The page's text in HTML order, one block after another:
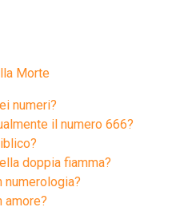
Morte
numeri?
il numero 666?
doppia fiamma?
numerologia?
amore?